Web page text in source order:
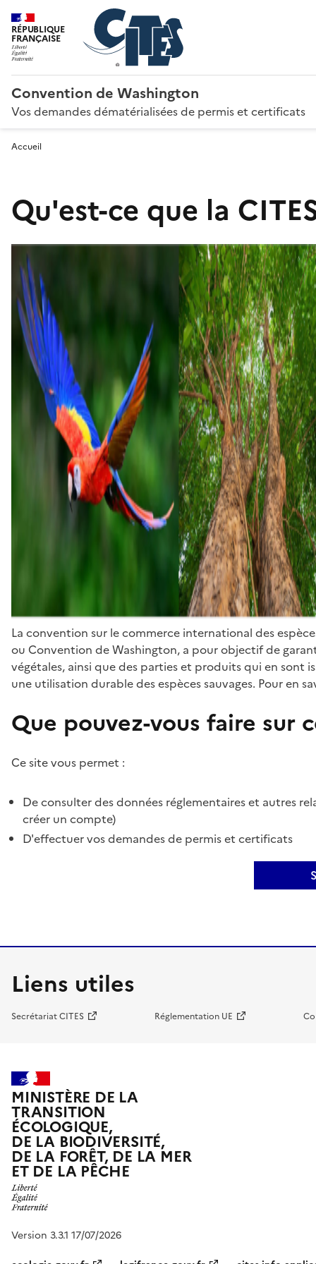
RÉPUBLIQUE
FRANÇAISE
Convention de Washington
Vos demandes dématérialisées de permis et certificats
Accueil
Qu'est-ce que la
La convention sur le commerce international des
ou Convention de Washington, a pour objectif de
végétales, ainsi que des parties et produits qui en sont
une utilisation durable des espèces sauvages. Pour en
Que pouvez-vous faire sur
Ce site vous permet :
De consulter des données réglementaires et autres
créer un compte)
D'effectuer vos demandes de permis et certificats
Liens utiles
Secrétariat CITES Réglementation UE
MINISTÈRE DE LA
TRANSITION
ÉCOLOGIQUE,
DE LA BIODIVERSITÉ,
DE LA FORÊT, DE LA MER
ET DE LA PÊCHE
Version 3.3.1 17/07/2026